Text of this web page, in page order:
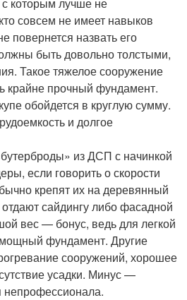
совсем не имеет навыков
повернется назвать его
быть довольно толстыми,
Такое тяжелое сооружение
крайне прочный фундамент.
обойдется в круглую сумму.
и долгое
из ДСП с начинкой
если говорить о скорости
крепят их на деревянный
отдают сайдингу либо фасадной
вес — бонус, ведь для легкой
фундамент. Другие
сооружений, хорошее
усадки. Минус —
непрофессионала.